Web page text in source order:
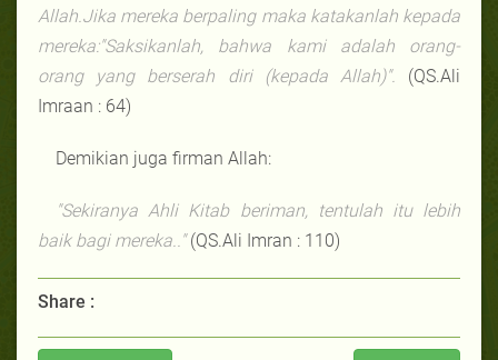
Allah.Jika mereka berpaling maka katakanlah kepada
mereka:"Saksikanlah, bahwa kami adalah orang-
orang yang berserah diri (kepada Allah)". (QS.Ali
Imraan : 64)
Demikian juga firman Allah:
"Sekiranya Ahli Kitab beriman, tentulah itu lebih
baik bagi mereka.."(QS.Ali Imran : 110)
Share :